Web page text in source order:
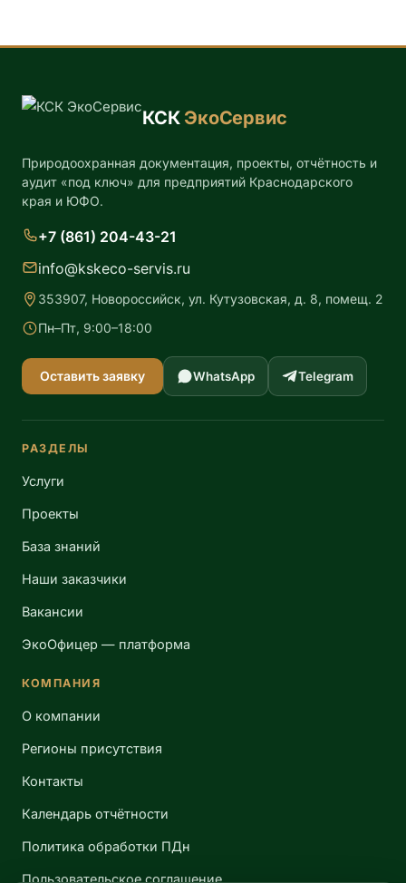
КСК ЭкоСервис
Природоохранная документация, проекты, отчётность и
аудит «под ключ» для предприятий Краснодарского
края и ЮФО.
+7 (861) 204-43-21
info@kskeco-servis.ru
353907, Новороссийск, ул. Кутузовская, д. 8, помещ. 2
Пн–Пт, 9:00–18:00
Оставить заявку WhatsApp Telegram
РАЗДЕЛЫ
Услуги
Проекты
База знаний
Наши заказчики
Вакансии
ЭкоОфицер — платформа
КОМПАНИЯ
О компании
Регионы присутствия
Контакты
Календарь отчётности
Политика обработки ПДн
Пользовательское соглашение